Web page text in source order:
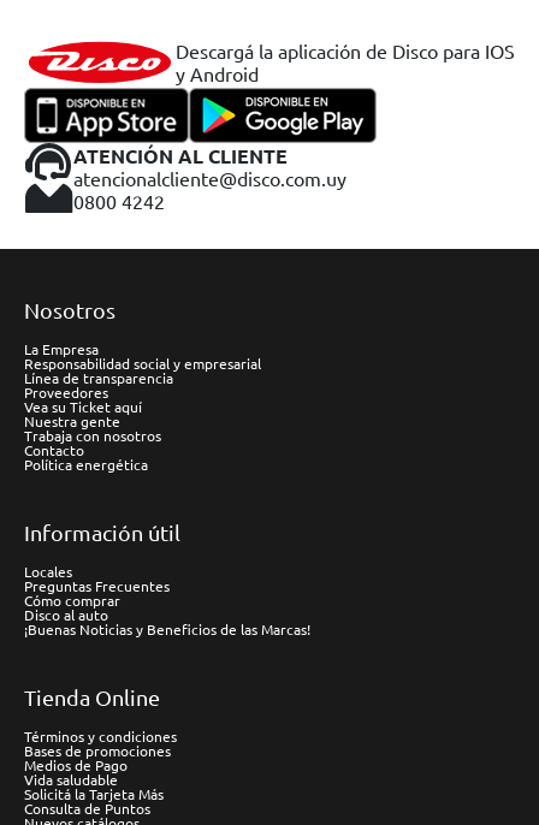
Descargá la aplicación de Disco para IOS
y Android
ATENCIÓN AL CLIENTE
atencionalcliente@disco.com.uy
0800 4242
Nosotros
La Empresa
Responsabilidad social y empresarial
Línea de transparencia
Proveedores
Vea su Ticket aquí
Nuestra gente
Trabaja con nosotros
Contacto
Política energética
Información útil
Locales
Preguntas Frecuentes
Cómo comprar
Disco al auto
¡Buenas Noticias y Beneficios de las Marcas!
Tienda Online
Términos y condiciones
Bases de promociones
Medios de Pago
Vida saludable
Solicitá la Tarjeta Más
Consulta de Puntos